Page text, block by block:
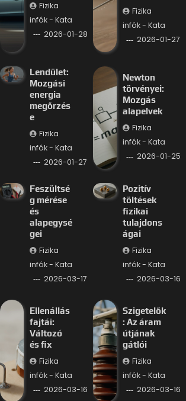
Fizika
infók - Kata
2026-01-28
Fizika
infók - Kata
2026-01-27
Lendület:
Mozgási
energia
megőrzés
e
Fizika
infók - Kata
2026-01-27
Newton
törvényei:
Mozgás
alapelvek
Fizika
infók - Kata
2026-01-25
Feszültsé
g mérése
és
alapegysé
gei
Fizika
infók - Kata
2026-03-17
Pozitív
töltések
fizikai
tulajdons
ágai
Fizika
infók - Kata
2026-03-16
Ellenállás
fajtái:
Változó
és fix
Fizika
infók - Kata
2026-03-16
Szigetelők
: Az áram
útjának
gátlói
Fizika
infók - Kata
2026-03-16